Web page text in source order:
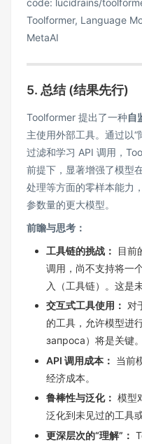
code: lucidrains/
Toolformer, Language
MetaAI
5. 总结 (结果先行)
Toolformer 提出了一种自
主使用外部工具。通过以
过滤和学习 API 调用，
前提下，显著增强了模型
处理等方面的零样本能力
参数量的更大模型。
前瞻与思考：
工具链的挑战：
目前
调用，尚不支持将一
入（工具链）。这是
交互式工具使用： 对
的工具，允许模型进
запроса）将是关键。
API 调用成本： 当前
经济成本。
鲁棒性与泛化： 模型
泛化到未见过的工具
更深层次的“理解”：